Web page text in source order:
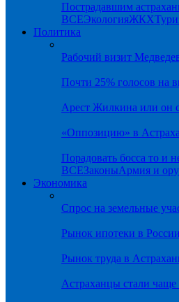
Пострадавшим
ВСЕЭкологияЖКХ
Политика
Рабочий визит
Почти 25% голосов на
Арест Жилкина или он
«Оппозицию» в
Порадовать босса то и
ВСЕЗаконыАрмия и
Экономика
Спрос на земельные
Рынок ипотеки в
Рынок труда в
Астраханцы стали